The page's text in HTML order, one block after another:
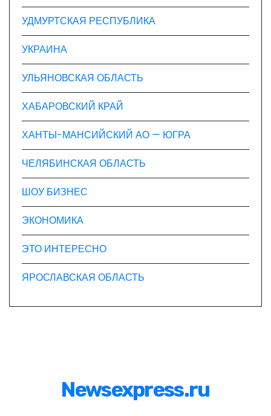
УДМУРТСКАЯ РЕСПУБЛИКА
УКРАИНА
УЛЬЯНОВСКАЯ ОБЛАСТЬ
ХАБАРОВСКИЙ КРАЙ
ХАНТЫ-МАНСИЙСКИЙ АО — ЮГРА
ЧЕЛЯБИНСКАЯ ОБЛАСТЬ
ШОУ БИЗНЕС
ЭКОНОМИКА
ЭТО ИНТЕРЕСНО
ЯРОСЛАВСКАЯ ОБЛАСТЬ
Newsexpress.ru